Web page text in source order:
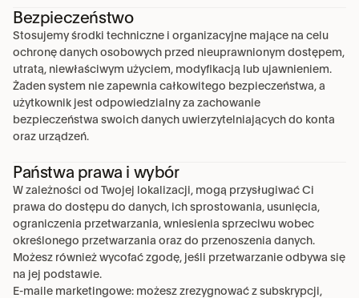
Bezpieczeństwo
Stosujemy środki techniczne i organizacyjne mające na celu
ochronę danych osobowych przed nieuprawnionym dostępem,
utratą, niewłaściwym użyciem, modyfikacją lub ujawnieniem.
Żaden system nie zapewnia całkowitego bezpieczeństwa, a
użytkownik jest odpowiedzialny za zachowanie
bezpieczeństwa swoich danych uwierzytelniających do konta
oraz urządzeń.
Państwa prawa i wybór
W zależności od Twojej lokalizacji, mogą przysługiwać Ci
prawa do dostępu do danych, ich sprostowania, usunięcia,
ograniczenia przetwarzania, wniesienia sprzeciwu wobec
określonego przetwarzania oraz do przenoszenia danych.
Możesz również wycofać zgodę, jeśli przetwarzanie odbywa się
na jej podstawie.
E-maile marketingowe: możesz zrezygnować z subskrypcji,